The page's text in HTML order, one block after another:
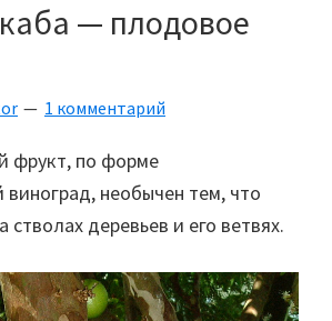
— плодовое
1 комментарий
фрукт, по форме
необычен тем, что
стволах деревьев и его ветвях.